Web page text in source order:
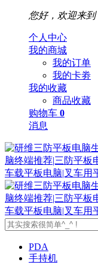
您好，欢迎来到
个人中心
我的商城
我的订单
我的卡劵
我的收藏
商品收藏
购物车 0
消息
PDA
手持机